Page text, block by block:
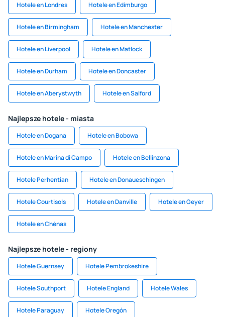
Hotele en Londres Hotele en Edimburgo
Hotele en Birmingham Hotele en Manchester
Hotele en Liverpool Hotele en Matlock
Hotele en Durham Hotele en Doncaster
Hotele en Aberystwyth Hotele en Salford
Najlepsze hotele - miasta
Hotele en Dogana Hotele en Bobowa
Hotele en Marina di Campo Hotele en Bellinzona
Hotele Perhentian Hotele en Donaueschingen
Hotele Courtisols Hotele en Danville Hotele en Geyer
Hotele en Chénas
Najlepsze hotele - regiony
Hotele Guernsey Hotele Pembrokeshire
Hotele Southport Hotele England Hotele Wales
Hotele Paraguay Hotele Oregón